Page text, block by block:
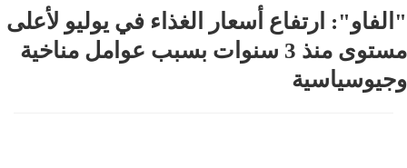
"الفاو": ارتفاع أسعار الغذاء في يوليو لأعلى
مستوى منذ 3 سنوات بسبب عوامل مناخية
وجيوسياسية